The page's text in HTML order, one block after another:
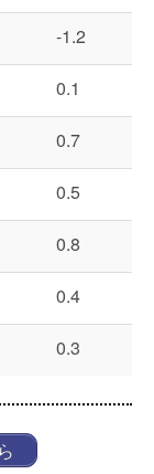
-1.2
0.1
0.7
0.5
0.8
0.4
0.3